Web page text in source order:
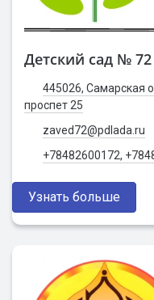
Детский сад №
445026, Самарская
проспет 25
zaved72@pdlada.ru
+78482600172,
Узнать больше